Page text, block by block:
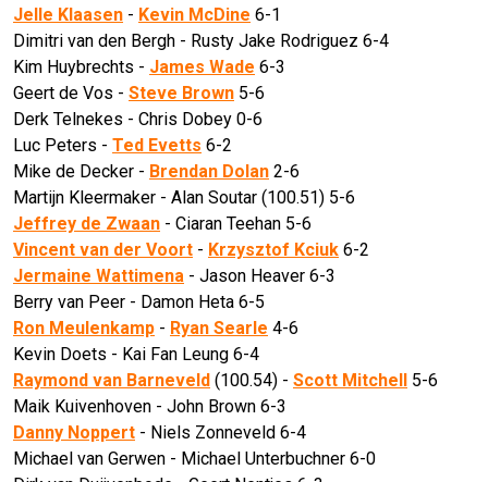
Jelle Klaasen - Kevin McDine 6-1
Dimitri van den Bergh - Rusty Jake Rodriguez 6-4
Kim Huybrechts - James Wade 6-3
Geert de Vos - Steve Brown 5-6
Derk Telnekes - Chris Dobey 0-6
Luc Peters - Ted Evetts 6-2
Mike de Decker - Brendan Dolan 2-6
Martijn Kleermaker - Alan Soutar (100.51) 5-6
Jeffrey de Zwaan - Ciaran Teehan 5-6
Vincent van der Voort - Krzysztof Kciuk 6-2
Jermaine Wattimena - Jason Heaver 6-3
Berry van Peer - Damon Heta 6-5
Ron Meulenkamp - Ryan Searle 4-6
Kevin Doets - Kai Fan Leung 6-4
Raymond van Barneveld (100.54) - Scott Mitchell 5-6
Maik Kuivenhoven - John Brown 6-3
Danny Noppert - Niels Zonneveld 6-4
Michael van Gerwen - Michael Unterbuchner 6-0